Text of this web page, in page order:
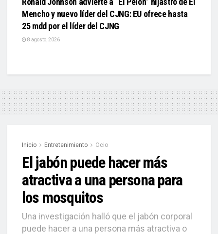
Mencho y nuevo líder del CJNG: EU ofrece hasta
25 mdd por el líder del CJNG
8 agosto, 2026
Inicio Entretenimiento Ocio
El jabón puede hacer más
atractiva a una persona para
los mosquitos
Una investigación halló que el jabón corporal
puede hacer a una persona más atractiva o